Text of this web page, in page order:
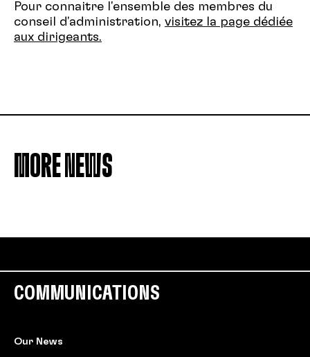
Pour connaitre l'ensemble des membres du
conseil d'administration, visitez la page dédiée
aux dirigeants.
MORE NEWS
COMMUNICATIONS
Our News